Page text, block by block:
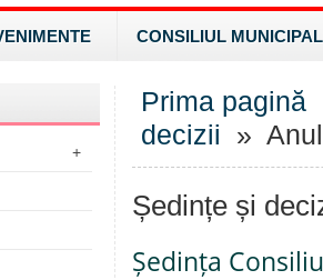
CONSILIUL MUNICIPAL
+
Prima pagină
decizii »
Ședințe și
Ședința